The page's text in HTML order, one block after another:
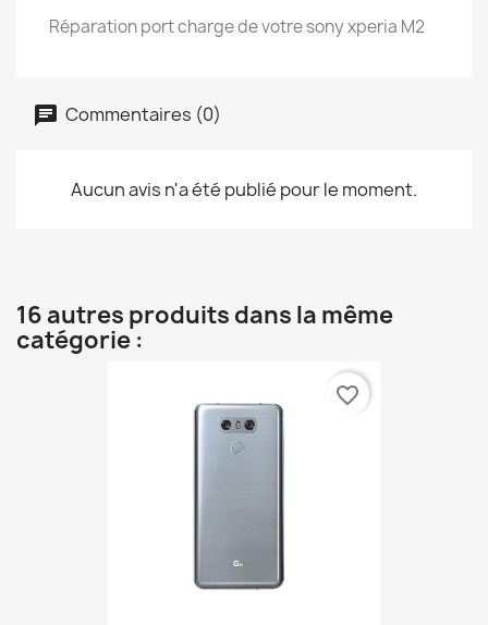
Réparation port charge de votre sony xperia M2
Commentaires (0)
Aucun avis n'a été publié pour le moment.
16 autres produits dans la même
catégorie :
favorite_border